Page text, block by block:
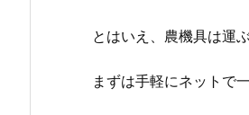
とはいえ、農機具は運
まずは手軽にネットで